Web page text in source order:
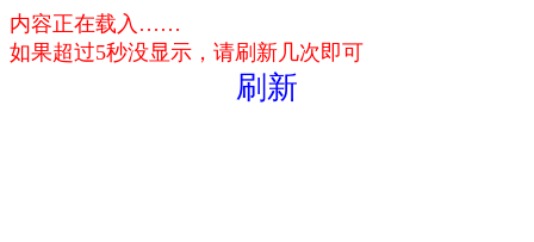
内容正在载入……
如果超过5秒没显示，请刷新几次即可
刷新